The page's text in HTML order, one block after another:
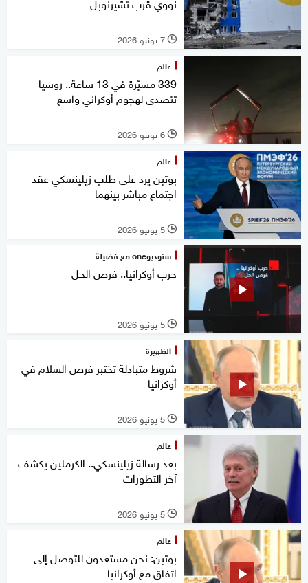
l 7 يونيو 2026
عالم
339 مسيّرة في 13 ساعة.. روسيا
تتصدى لهجوم أوكراني واسع
l 6 يونيو 2026
عالم
بوتين يرد على طلب زيلينسكي عقد
اجتماع مباشر بينهما
l 5 يونيو 2026
ستوديوone مع فضيلة
حرب أوكرانيا.. فرص الحل
l 5 يونيو 2026
الظهيرة
شروط متبادلة تختبر فرص السلام في
أوكرانيا
l 5 يونيو 2026
عالم
بعد رسالة زيلينسكي.. الكرملين يكشف
آخر التطورات
l 5 يونيو 2026
عالم
بوتين: نحن مستعدون للتوصل إلى
اتفاق مع أوكرانيا